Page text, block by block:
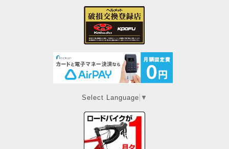
Select Language ▼